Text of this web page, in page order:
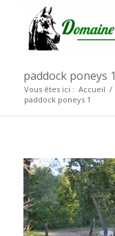
paddock poneys 1
Vous êtes ici : Accueil /
paddock poneys 1